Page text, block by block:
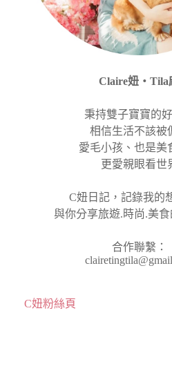
Claire妞‧Tila
秉持雙子寶寶的
相信生活不該被
愛毛小孩、也是美
更愛親眼看世
C妞日記，記錄我的
與你分享旅遊.時尚.美
合作聯繫：
C妞粉絲頁